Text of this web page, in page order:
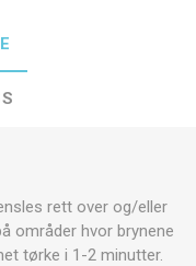
rett over og/eller
områder hvor brynene
tørke i 1-2 minutter.